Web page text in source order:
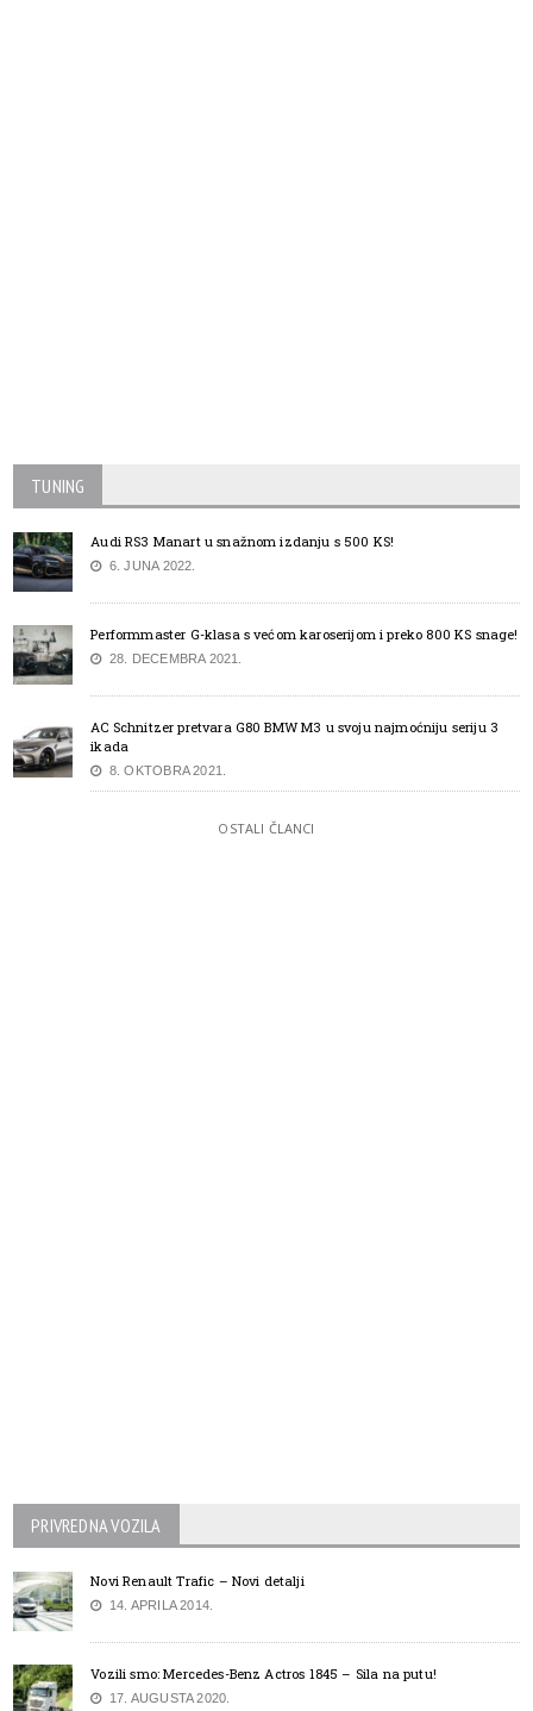
TUNING
Audi RS3 Manart u snažnom izdanju s 500 KS!
6. JUNA 2022.
Performmaster G-klasa s većom karoserijom i preko 800 KS snage!
28. DECEMBRA 2021.
AC Schnitzer pretvara G80 BMW M3 u svoju najmoćniju seriju 3
ikada
8. OKTOBRA 2021.
OSTALI ČLANCI
PRIVREDNA VOZILA
Novi Renault Trafic – Novi detalji
14. APRILA 2014.
Vozili smo: Mercedes-Benz Actros 1845 – Sila na putu!
17. AUGUSTA 2020.